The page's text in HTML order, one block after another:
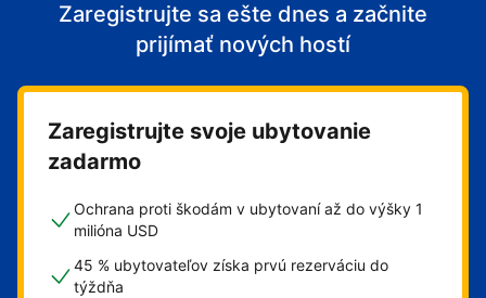
Zaregistrujte sa ešte dnes a začnite
prijímať nových hostí
Zaregistrujte svoje ubytovanie
zadarmo
Ochrana proti škodám v ubytovaní až do výšky 1
milióna USD
45 % ubytovateľov získa prvú rezerváciu do
týždňa